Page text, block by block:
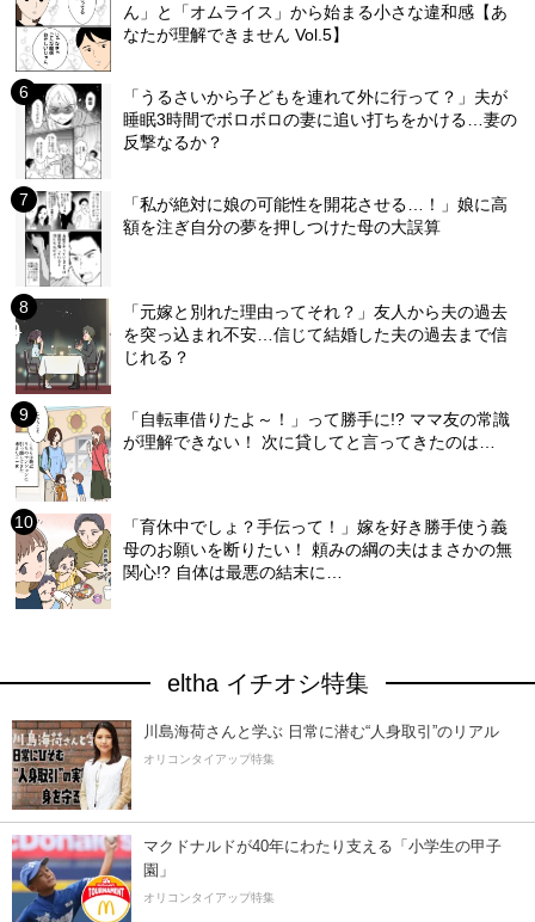
ん」と「オムライス」から始まる小さな違和感【あ
なたが理解できません Vol.5】
「うるさいから子どもを連れて外に行って？」夫が
睡眠3時間でボロボロの妻に追い打ちをかける…妻の
反撃なるか？
「私が絶対に娘の可能性を開花させる…！」娘に高
額を注ぎ自分の夢を押しつけた母の大誤算
「元嫁と別れた理由ってそれ？」友人から夫の過去
を突っ込まれ不安…信じて結婚した夫の過去まで信
じれる？
「自転車借りたよ～！」って勝手に!? ママ友の常識
が理解できない！ 次に貸してと言ってきたのは…
「育休中でしょ？手伝って！」嫁を好き勝手使う義
母のお願いを断りたい！ 頼みの綱の夫はまさかの無
関心!? 自体は最悪の結末に…
eltha イチオシ特集
川島海荷さんと学ぶ 日常に潜む“人身取引”のリアル
オリコンタイアップ特集
マクドナルドが40年にわたり支える「小学生の甲子
園」
オリコンタイアップ特集